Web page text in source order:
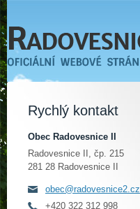
Rychlý kontakt
Obec Radovesnice II
Radovesnice II, čp. 215
281 28 Radovesnice II
obec@radovesnice2.cz
+420 322 312 998